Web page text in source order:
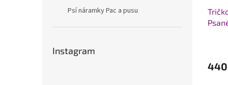
Psí náramky Pac a pusu
Instagram
je
440